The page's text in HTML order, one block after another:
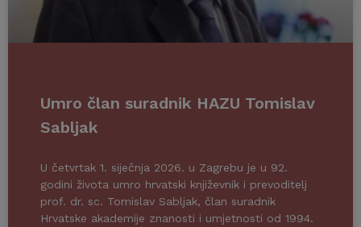
Umro član suradnik HAZU Tomislav
Sabljak
U četvrtak 1. siječnja 2026. u Zagrebu je u 92.
godini života umro hrvatski književnik i prevoditelj
prof. dr. sc. Tomislav Sabljak, član suradnik
Hrvatske akademije znanosti i umjetnosti od 1994.